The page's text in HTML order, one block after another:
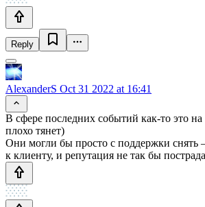
Reply
AlexanderS Oct 31 2022 at 16:41
В сфере последних событий как-то это
плохо тянет)
Они могли бы просто с поддержки
к клиенту, и репутация не так бы